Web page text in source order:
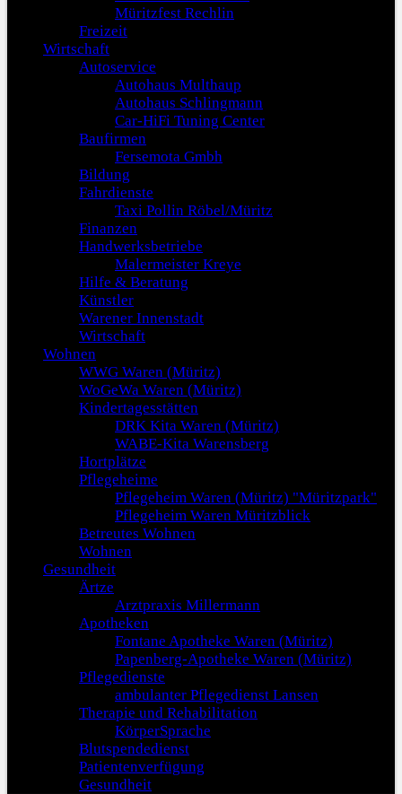
Müritzfest Rechlin
Freizeit
Wirtschaft
Autoservice
Autohaus Multhaup
Autohaus Schlingmann
Car-HiFi Tuning Center
Baufirmen
Fersemota Gmbh
Bildung
Fahrdienste
Taxi Pollin Röbel/Müritz
Finanzen
Handwerksbetriebe
Malermeister Kreye
Hilfe & Beratung
Künstler
Warener Innenstadt
Wirtschaft
Wohnen
WWG Waren (Müritz)
WoGeWa Waren (Müritz)
Kindertagesstätten
DRK Kita Waren (Müritz)
WABE-Kita Warensberg
Hortplätze
Pflegeheime
Pflegeheim Waren (Müritz) "Müritzpark"
Pflegeheim Waren Müritzblick
Betreutes Wohnen
Wohnen
Gesundheit
Ärtze
Arztpraxis Millermann
Apotheken
Fontane Apotheke Waren (Müritz)
Papenberg-Apotheke Waren (Müritz)
Pflegedienste
ambulanter Pflegedienst Lansen
Therapie und Rehabilitation
KörperSprache
Blutspendedienst
Patientenverfügung
Gesundheit